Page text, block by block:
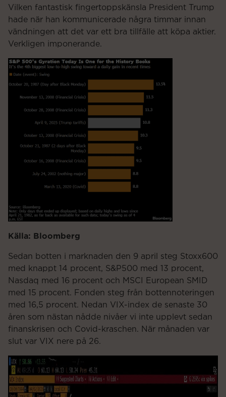
Vilken fantastisk fingertoppskänsla President Trump
hade när han kommunicerade några timmar innan
vändningen att det var ett bra tillfälle att köpa aktier.
Verkligen imponerande.
Källa: Bloomberg
Sedan botten i marknaden den 9 april steg Stoxx600
med knappt 14 procent, S&P500 med 13 procent,
Nasdaq med 16 procent och MSCI European SMID
med 15 procent. Fonden steg från bottennoteringen
med 16,5 procent. Nedan VIX-index de senaste 30
åren som nästan nådde nivåer vi inte upplevt sedan
finanskrisen och Covid-kraschen. När månaden var
slut var VIX nere på 26.